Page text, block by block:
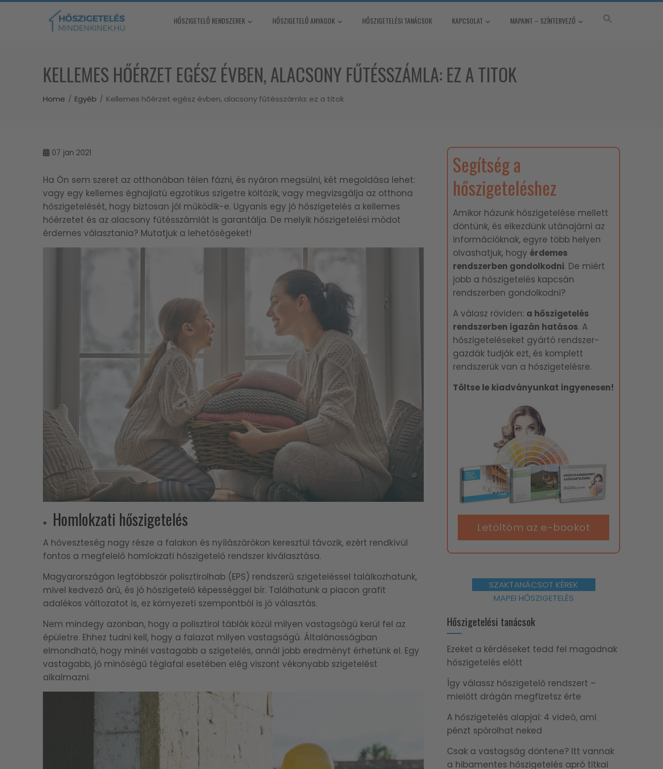
Skip
HŐSZIGETELŐ RENDSZEREK HŐSZIGETELŐ ANYAGOK HŐSZIGETELÉSI TANÁCSOK KAPCSOLAT MAPAINT – SZÍNTERVEZŐ
KELLEMES HŐÉRZET EGÉSZ ÉVBEN, ALACSONY FŰTÉSSZÁMLA: EZ A TITOK
Home Egyéb Kellemes hőérzet egész évben, alacsony fűtésszámla: ez a titok
07 jan 2021
Ha Ön sem szeret az otthonában télen fázni, és nyáron megsülni, két megoldása lehet:
vagy egy kellemes éghajlatú egzotikus szigetre költözik, vagy megvizsgálja az otthona
hőszigetelését, hogy biztosan jól működik-e. Ugyanis egy jó hőszigetelés a kellemes
hőérzetet és az alacsony fűtésszámlát is garantálja. De melyik hőszigetelési módot
érdemes választania? Mutatjuk a lehetőségeket!
Homlokzati hőszigetelés
A hőveszteség nagy része a falakon és nyílászárókon keresztül távozik, ezért rendkívül
fontos a megfelelő homlokzati hőszigetelő rendszer kiválasztása.
Magyarországon legtöbbször polisztirolhab (EPS) rendszerű szigeteléssel találkozhatunk,
mivel kedvező árú, és jó hőszigetelő képességgel bír. Találhatunk a piacon grafit
adalékos változatot is, ez környezeti szempontból is jó választás.
Nem mindegy azonban, hogy a polisztirol táblák közül milyen vastagságú kerül fel az
épületre. Ehhez tudni kell, hogy a falazat milyen vastagságú. Általánosságban
elmondható, hogy minél vastagabb a szigetelés, annál jobb eredményt érhetünk el. Egy
vastagabb, jó minőségű téglafal esetében elég viszont vékonyabb szigetelést
alkalmazni.
Segítség a
hőszigeteléshez
Amikor házunk hőszigetelése mellett
döntünk, és elkezdünk utánajárni az
információknak, egyre több helyen
olvashatjuk, hogy érdemes
rendszerben gondolkodni. De miért
jobb a hőszigetelés kapcsán
rendszerben gondolkodni?
A válasz röviden: a hőszigetelés
rendszerben igazán hatásos. A
hőszigeteléseket gyártó rendszer-
gazdák tudják ezt, és komplett
rendszerük van a hőszigetelésre.
Töltse le kiadványunkat ingyenesen!
Letöltöm az e-bookot
SZAKTANÁCSOT KÉREK
MAPEI HŐSZIGETELÉS
Hőszigetelési tanácsok
Ezeket a kérdéseket tedd fel magadnak
hőszigetelés előtt
Így válassz hőszigetelő rendszert –
mielőtt drágán megfizetsz érte
A hőszigetelés alapjai: 4 videó, ami
pénzt spórolhat neked
Csak a vastagság döntene? Itt vannak
a hibamentes hőszigetelés apró titkai